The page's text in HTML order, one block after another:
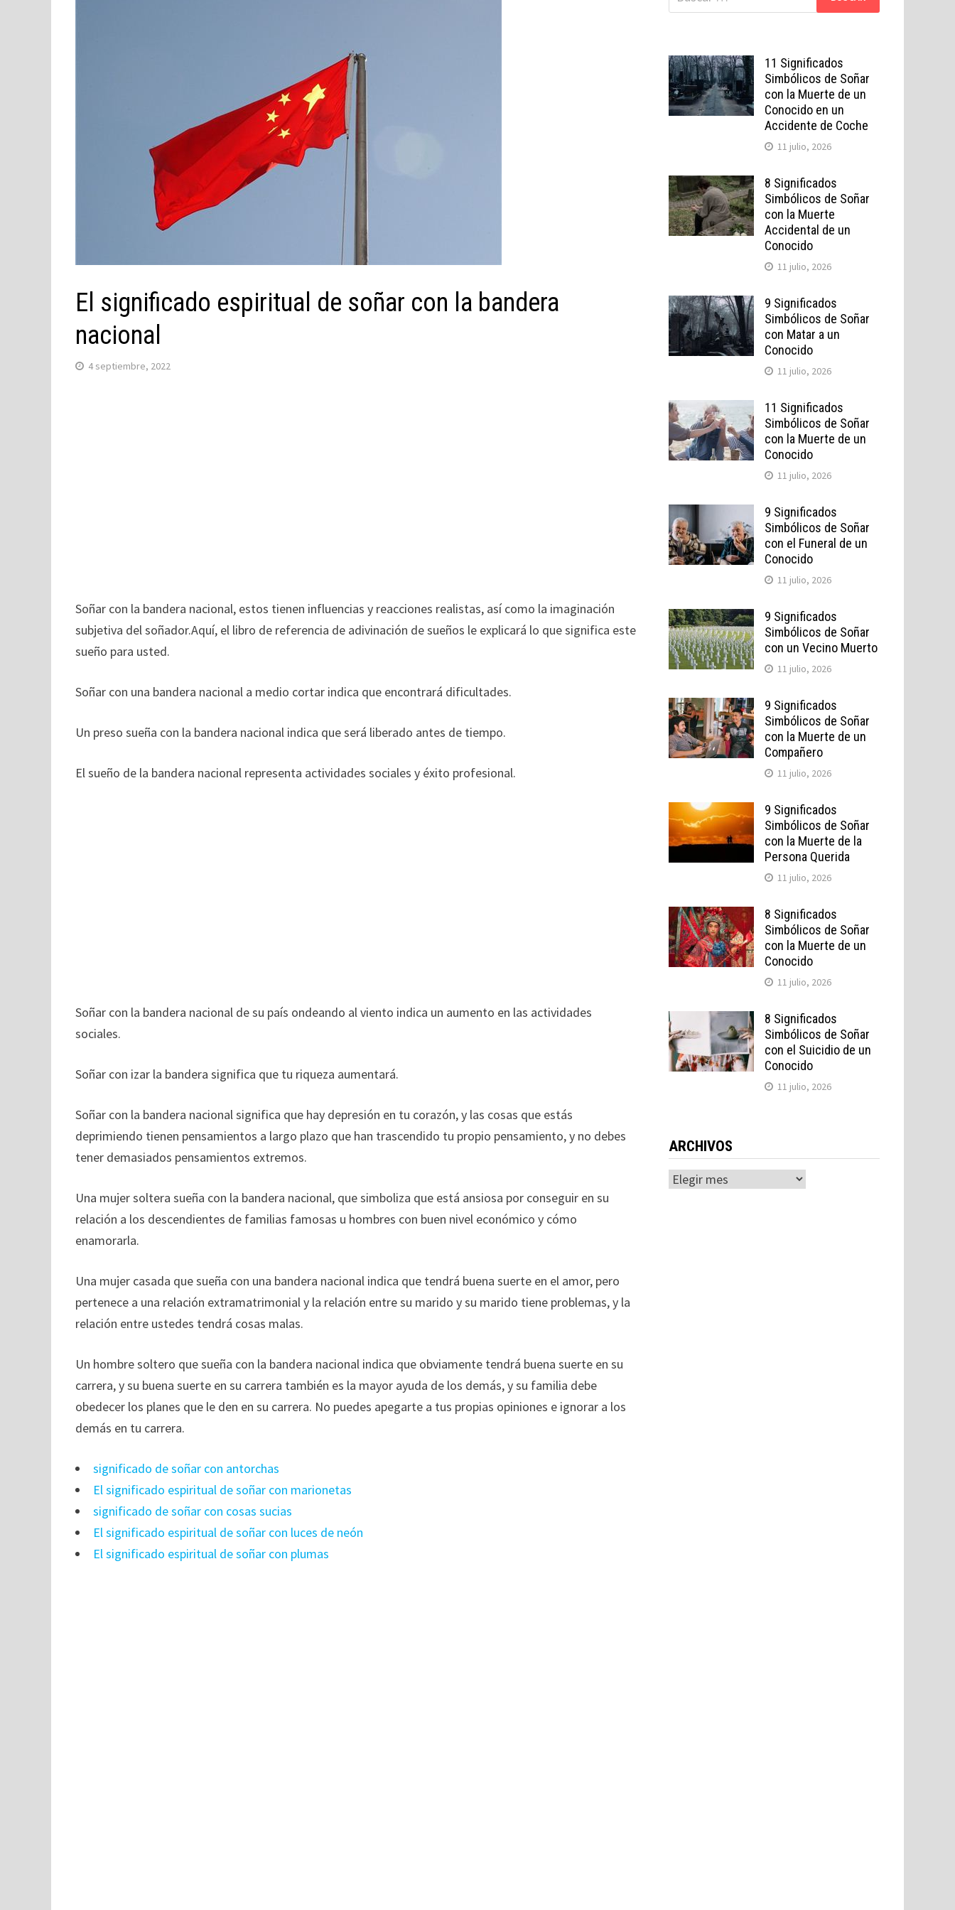
El significado espiritual de soñar con la bandera
nacional
4 septiembre, 2022
Soñar con la bandera nacional, estos tienen influencias y reacciones realistas, así como la imaginación
subjetiva del soñador.Aquí, el libro de referencia de adivinación de sueños le explicará lo que significa este
sueño para usted.
Soñar con una bandera nacional a medio cortar indica que encontrará dificultades.
Un preso sueña con la bandera nacional indica que será liberado antes de tiempo.
El sueño de la bandera nacional representa actividades sociales y éxito profesional.
Soñar con la bandera nacional de su país ondeando al viento indica un aumento en las actividades
sociales.
Soñar con izar la bandera significa que tu riqueza aumentará.
Soñar con la bandera nacional significa que hay depresión en tu corazón, y las cosas que estás
deprimiendo tienen pensamientos a largo plazo que han trascendido tu propio pensamiento, y no debes
tener demasiados pensamientos extremos.
Una mujer soltera sueña con la bandera nacional, que simboliza que está ansiosa por conseguir en su
relación a los descendientes de familias famosas u hombres con buen nivel económico y cómo
enamorarla.
Una mujer casada que sueña con una bandera nacional indica que tendrá buena suerte en el amor, pero
pertenece a una relación extramatrimonial y la relación entre su marido y su marido tiene problemas, y la
relación entre ustedes tendrá cosas malas.
Un hombre soltero que sueña con la bandera nacional indica que obviamente tendrá buena suerte en su
carrera, y su buena suerte en su carrera también es la mayor ayuda de los demás, y su familia debe
obedecer los planes que le den en su carrera. No puedes apegarte a tus propias opiniones e ignorar a los
demás en tu carrera.
significado de soñar con antorchas
El significado espiritual de soñar con marionetas
significado de soñar con cosas sucias
El significado espiritual de soñar con luces de neón
El significado espiritual de soñar con plumas
11 Significados
Simbólicos de Soñar
con la Muerte de un
Conocido en un
Accidente de Coche
11 julio, 2026
8 Significados
Simbólicos de Soñar
con la Muerte
Accidental de un
Conocido
11 julio, 2026
9 Significados
Simbólicos de Soñar
con Matar a un
Conocido
11 julio, 2026
11 Significados
Simbólicos de Soñar
con la Muerte de un
Conocido
11 julio, 2026
9 Significados
Simbólicos de Soñar
con el Funeral de un
Conocido
11 julio, 2026
9 Significados
Simbólicos de Soñar
con un Vecino Muerto
11 julio, 2026
9 Significados
Simbólicos de Soñar
con la Muerte de un
Compañero
11 julio, 2026
9 Significados
Simbólicos de Soñar
con la Muerte de la
Persona Querida
11 julio, 2026
8 Significados
Simbólicos de Soñar
con la Muerte de un
Conocido
11 julio, 2026
8 Significados
Simbólicos de Soñar
con el Suicidio de un
Conocido
11 julio, 2026
ARCHIVOS
Archivos